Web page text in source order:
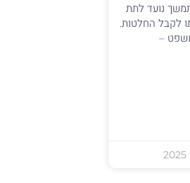
נועד לתת
לקבל החלטות.
–